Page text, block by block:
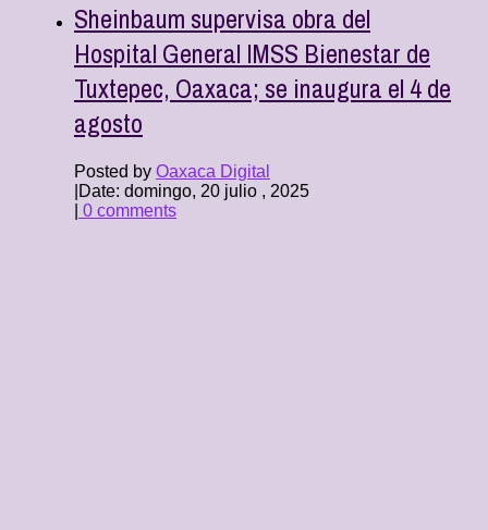
Sheinbaum supervisa obra del
Hospital General IMSS Bienestar de
Tuxtepec, Oaxaca; se inaugura el 4 de
agosto
Posted by Oaxaca Digital
Date: domingo, 20 julio , 2025
0 comments